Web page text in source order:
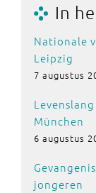
In
Nationale
Leipzig
7 augustus
München
6 augustus
jongeren